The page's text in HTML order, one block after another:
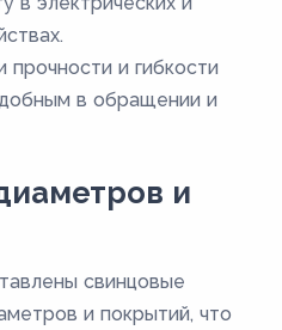
прочности и гибкости
в обращении и
и
свинцовые
и покрытий, что